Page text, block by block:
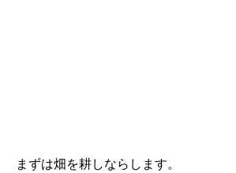
まずは畑を耕しならします。